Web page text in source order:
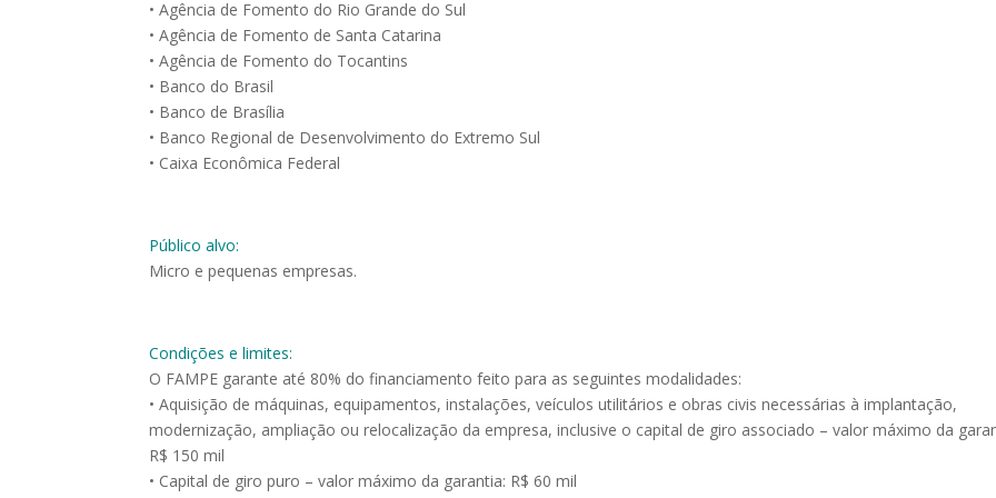
• Agência de Fomento do Rio Grande do Sul
• Agência de Fomento de Santa Catarina
• Agência de Fomento do Tocantins
• Banco do Brasil
• Banco de Brasília
• Banco Regional de Desenvolvimento do Extremo Sul
• Caixa Econômica Federal
Público alvo:
Micro e pequenas empresas.
Condições e limites:
O FAMPE garante até 80% do financiamento feito para as seguintes modalidades:
• Aquisição de máquinas, equipamentos, instalações, veículos utilitários e obras civis necessárias à implantação,
modernização, ampliação ou relocalização da empresa, inclusive o capital de giro associado – valor máximo da
R$ 150 mil
• Capital de giro puro – valor máximo da garantia: R$ 60 mil